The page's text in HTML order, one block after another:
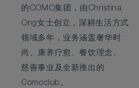
的COMO集团，由Christina
Ong女士创立，深耕生活方式
领域多年，业务涵盖奢华时
尚、康养疗愈、餐饮理念、
慈善事业及全新推出的
Comoclub。